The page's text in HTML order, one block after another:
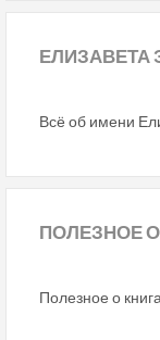
ЕЛИЗАВЕТА
Всё об имени
ПОЛЕЗНОЕ
Полезное о